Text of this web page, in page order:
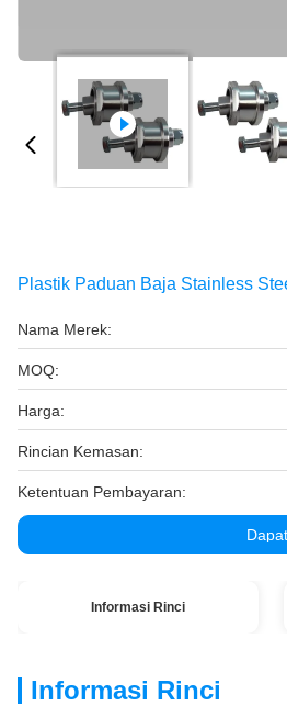
Plastik Paduan Baja Stainless
Nama Merek:
MOQ:
Harga:
Rincian Kemasan:
Ketentuan Pembayaran:
Informasi Rinci
Informasi Rinci